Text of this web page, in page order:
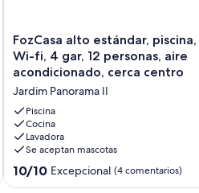
FozCasa
alto
estándar,
Wi-
fi,
4
gar,
12
personas,
FozCasa alto estándar, piscina,
Wi-fi, 4 gar, 12 personas, aire
acondicionado, cerca centro
Jardim Panorama II
Piscina
Cocina
Lavadora
Se aceptan mascotas
10.0
sobre
10/10 Excepcional (4 comentarios)